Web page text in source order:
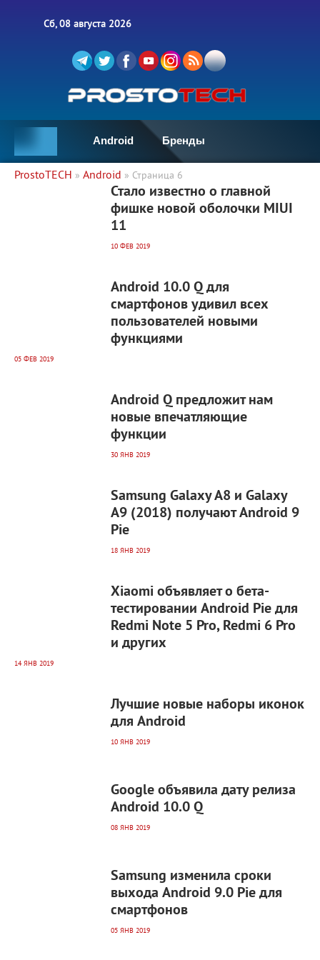
Сб, 08 августа 2026
Android Бренды
ProstoTECH » Android » Страница 6
4 780 0
Стало известно о главной
фишке новой оболочки MIUI
11
10 ФЕВ 2019
Android 10.0 Q для
смартфонов удивил всех
пользователей новыми
функциями
05 ФЕВ 2019
Android Q предложит нам
новые впечатляющие
функции
30 ЯНВ 2019
Samsung Galaxy A8 и Galaxy
A9 (2018) получают Android 9
Pie
18 ЯНВ 2019
Xiaomi объявляет о бета-
тестировании Android Pie для
Redmi Note 5 Pro, Redmi 6 Pro
и других
14 ЯНВ 2019
Лучшие новые наборы иконок
для Android
10 ЯНВ 2019
Google объявила дату релиза
Android 10.0 Q
08 ЯНВ 2019
Samsung изменила сроки
выхода Android 9.0 Pie для
смартфонов
05 ЯНВ 2019